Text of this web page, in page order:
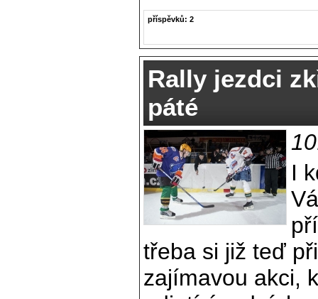
příspěvků: 2
Rally jezdci
páté
I
třeba si již teď
zajímavou akci,